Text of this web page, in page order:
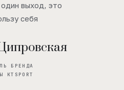
выход, это
себя
БРЕНДА